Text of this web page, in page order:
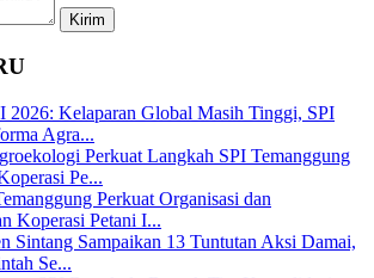
2026: Kelaparan Global Masih Tinggi, SPI
Agra...
Perkuat Langkah SPI Temanggung
Pe...
Perkuat Organisasi dan
Koperasi Petani I...
Sintang Sampaikan 13 Tuntutan Aksi Damai,
Se...